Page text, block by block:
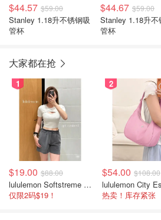
$44.57 $59.00
Stanley 1.18升不锈钢吸
管杯
$44.67 $59.00
Stanley 1.18升不锈钢吸
管杯
大家都在抢
1
$19.00 $88.00
lululemon Softstreme 女士高腰短裤 10cm
仅限2码$19！
2
$54.00 $108.00
热卖！库存紧张